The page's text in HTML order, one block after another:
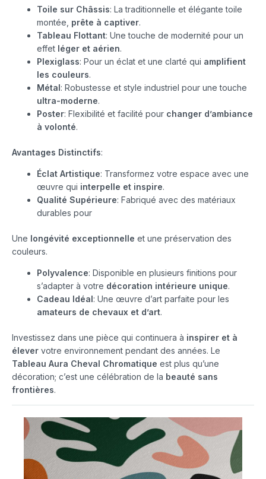
Toile sur Châssis: La traditionnelle et élégante toile
montée, prête à captiver.
Tableau Flottant: Une touche de modernité pour un
effet léger et aérien.
Plexiglass: Pour un éclat et une clarté qui amplifient
les couleurs.
Métal: Robustesse et style industriel pour une touche
ultra-moderne.
Poster: Flexibilité et facilité pour changer d’ambiance
à volonté.
Avantages Distinctifs:
Éclat Artistique: Transformez votre espace avec une
œuvre qui interpelle et inspire.
Qualité Supérieure: Fabriqué avec des matériaux
durables pour
Une longévité exceptionnelle et une préservation des
couleurs.
Polyvalence: Disponible en plusieurs finitions pour
s’adapter à votre décoration intérieure unique.
Cadeau Idéal: Une œuvre d’art parfaite pour les
amateurs de chevaux et d’art.
Investissez dans une pièce qui continuera à inspirer et à
élever votre environnement pendant des années. Le
Tableau Aura Cheval Chromatique est plus qu’une
décoration; c’est une célébration de la beauté sans
frontières.